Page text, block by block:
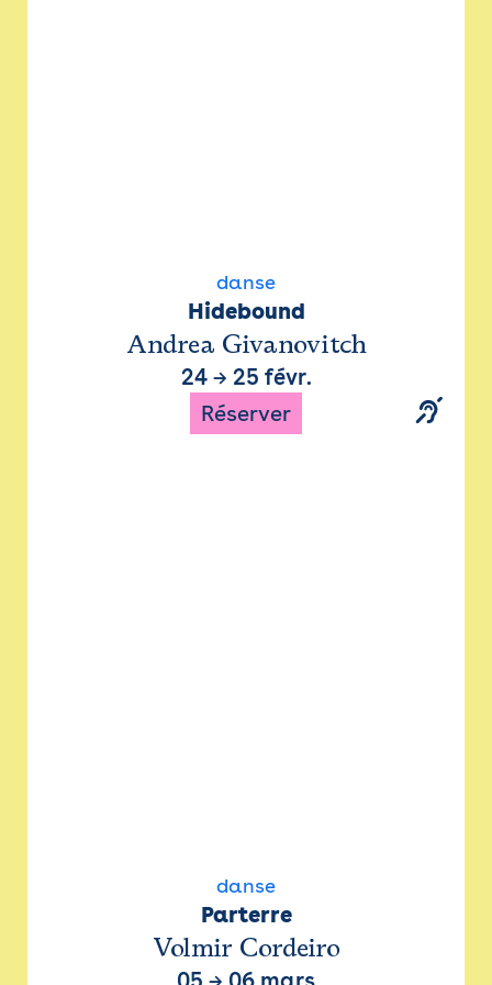
danse
Hidebound
Andrea Givanovitch
24→ 25 févr.
Réserver
danse
Parterre
Volmir Cordeiro